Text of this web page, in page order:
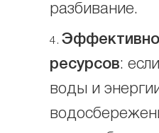
разбивание.
ресурсов:
воды и